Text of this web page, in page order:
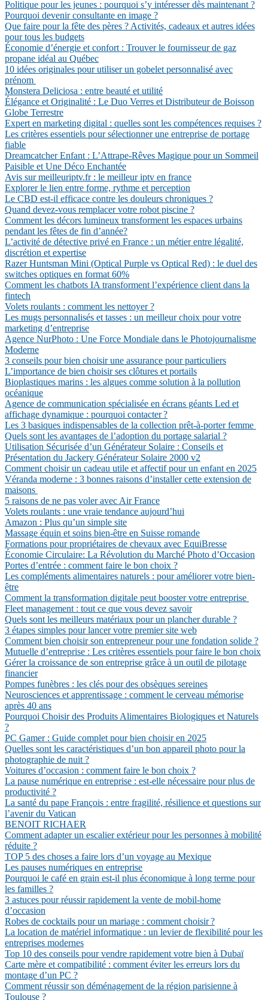
Politique pour les jeunes : pourquoi s’y intéresser dès maintenant ?
Pourquoi devenir consultante en image ?
Que faire pour la fête des pères ? Activités, cadeaux et autres idées
pour tous les budgets
Économie d’énergie et confort : Trouver le fournisseur de gaz
propane idéal au Québec
10 idées originales pour utiliser un gobelet personnalisé avec
prénom
Monstera Deliciosa : entre beauté et utilité
Élégance et Originalité : Le Duo Verres et Distributeur de Boisson
Globe Terrestre
Expert en marketing digital : quelles sont les compétences requises ?
Les critères essentiels pour sélectionner une entreprise de portage
fiable
Dreamcatcher Enfant : L’Attrape-Rêves Magique pour un Sommeil
Paisible et Une Déco Enchantée
Avis sur meilleuriptv.fr : le meilleur iptv en france
Explorer le lien entre forme, rythme et perception
Le CBD est-il efficace contre les douleurs chroniques ?
Quand devez-vous remplacer votre robot piscine ?
Comment les décors lumineux transforment les espaces urbains
pendant les fêtes de fin d’année?
L’activité de détective privé en France : un métier entre légalité,
discrétion et expertise
Razer Huntsman Mini (Optical Purple vs Optical Red) : le duel des
switches optiques en format 60%
Comment les chatbots IA transforment l’expérience client dans la
fintech
Volets roulants : comment les nettoyer ?
Les mugs personnalisés et tasses : un meilleur choix pour votre
marketing d’entreprise
Agence NurPhoto : Une Force Mondiale dans le Photojournalisme
Moderne
3 conseils pour bien choisir une assurance pour particuliers
L’importance de bien choisir ses clôtures et portails
Bioplastiques marins : les algues comme solution à la pollution
océanique
Agence de communication spécialisée en écrans géants Led et
affichage dynamique : pourquoi contacter ?
Les 3 basiques indispensables de la collection prêt-à-porter femme
Quels sont les avantages de l’adoption du portage salarial ?
Utilisation Sécurisée d’un Générateur Solaire : Conseils et
Présentation du Jackery Générateur Solaire 2000 v2
Comment choisir un cadeau utile et affectif pour un enfant en 2025
Véranda moderne : 3 bonnes raisons d’installer cette extension de
maisons
5 raisons de ne pas voler avec Air France
Volets roulants : une vraie tendance aujourd’hui
Amazon : Plus qu’un simple site
Massage équin et soins bien-être en Suisse romande
Formations pour propriétaires de chevaux avec EquiBresse
Économie Circulaire: La Révolution du Marché Photo d’Occasion
Portes d’entrée : comment faire le bon choix ?
Les compléments alimentaires naturels : pour améliorer votre bien-
être
Comment la transformation digitale peut booster votre entreprise
Fleet management : tout ce que vous devez savoir
Quels sont les meilleurs matériaux pour un plancher durable ?
3 étapes simples pour lancer votre premier site web
Comment bien choisir son entrepreneur pour une fondation solide ?
Mutuelle d’entreprise : Les critères essentiels pour faire le bon choix
Gérer la croissance de son entreprise grâce à un outil de pilotage
financier
Pompes funèbres : les clés pour des obsèques sereines
Neurosciences et apprentissage : comment le cerveau mémorise
après 40 ans
Pourquoi Choisir des Produits Alimentaires Biologiques et Naturels
?
PC Gamer : Guide complet pour bien choisir en 2025
Quelles sont les caractéristiques d’un bon appareil photo pour la
photographie de nuit ?
Voitures d’occasion : comment faire le bon choix ?
La pause numérique en entreprise : est-elle nécessaire pour plus de
productivité ?
La santé du pape François : entre fragilité, résilience et questions sur
l’avenir du Vatican
BENOIT RICHAER
Comment adapter un escalier extérieur pour les personnes à mobilité
réduite ?
TOP 5 des choses a faire lors d’un voyage au Mexique
Les pauses numériques en entreprise
Pourquoi le café en grain est-il plus économique à long terme pour
les familles ?
3 astuces pour réussir rapidement la vente de mobil-home
d’occasion
Robes de cocktails pour un mariage : comment choisir ?
La location de matériel informatique : un levier de flexibilité pour les
entreprises modernes
Top 10 des conseils pour vendre rapidement votre bien à Dubaï
Carte mère et compatibilité : comment éviter les erreurs lors du
montage d’un PC ?
Comment réussir son déménagement de la région parisienne à
Toulouse ?